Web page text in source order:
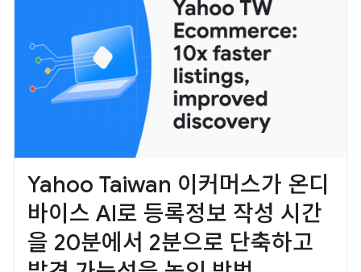
Yahoo Taiwan 이커머스가 온디
바이스 AI로 등록정보 작성 시간
을 20분에서 2분으로 단축하고